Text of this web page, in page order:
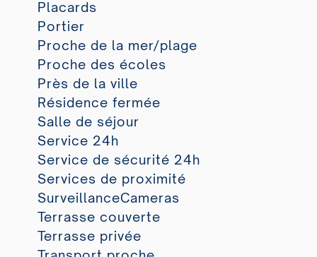
Placards
Portier
Proche de la mer/plage
Proche des écoles
Près de la ville
Résidence fermée
Salle de séjour
Service 24h
Service de sécurité 24h
Services de proximité
SurveillanceCameras
Terrasse couverte
Terrasse privée